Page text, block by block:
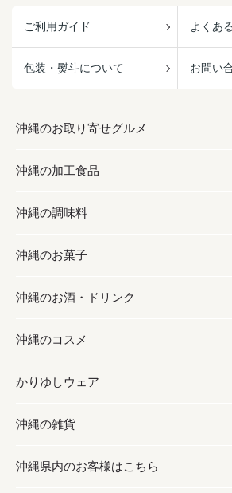
ご利用ガイド よくあ
包装・熨斗について お問い
沖縄のお取り寄せグルメ
お取り寄せグルメ
フルーツ・野菜
お肉
海産物
沖縄の加工食品
加工食品
缶詰／パウチ
沖縄料理
沖縄そば／乾麺
レトルト食品
乾物／粉類
沖縄の調味料
調味料
砂糖／黒砂糖
塩
お酢／ドレッシング
しょうゆ
みそ
沖縄のお菓子
お菓子
黒糖
ちんすこう
伝統菓子
スナック
沖縄のお酒・ドリンク
お酒・ドリンク
泡盛
ビール・チューハイ
ワイン・ウィスキー・カクテル
沖縄のコスメ
コスメ
スキンケア
ボディケア
かりゆしウェア
かりゆしウェア
メンズ
沖縄の雑貨
雑貨
沖縄県内のお客様はこちら